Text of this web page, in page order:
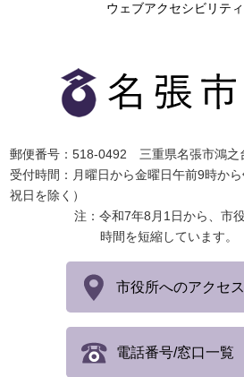
ウェブアクセシビリテ
郵便番号：518-0492 三重県名張市鴻之
受付時間：月曜日から金曜日午前9時か
祝日を除く）
注：令和7年8月1日から、市
時間を短縮しています。
市役所へのアクセス
電話番号/窓口一覧